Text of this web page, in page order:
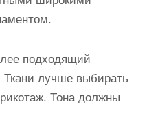
подходящий
Ткани лучше выбирать
Тона должны